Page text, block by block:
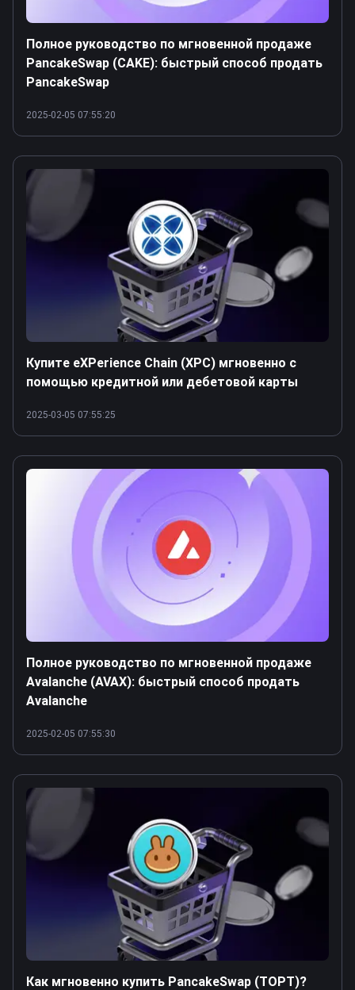
Полное руководство по мгновенной продаже
PancakeSwap (CAKE): быстрый способ продать
PancakeSwap
2025-02-05 07:55:20
Купите eXPerience Chain (XPC) мгновенно с
помощью кредитной или дебетовой карты
2025-03-05 07:55:25
Полное руководство по мгновенной продаже
Avalanche (AVAX): быстрый способ продать
Avalanche
2025-02-05 07:55:30
Как мгновенно купить PancakeSwap (ТОРТ)?